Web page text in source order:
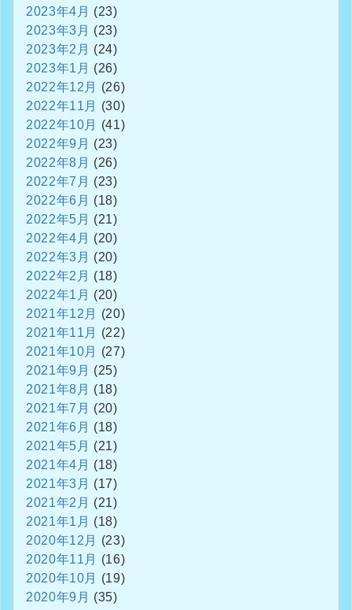
2023年4月 (23)
2023年3月 (23)
2023年2月 (24)
2023年1月 (26)
2022年12月
(26)
2022年11月
(30)
2022年10月
(41)
2022年9月 (23)
2022年8月 (26)
2022年7月 (23)
2022年6月 (18)
2022年5月 (21)
2022年4月 (20)
2022年3月 (20)
2022年2月 (18)
2022年1月 (20)
2021年12月
(20)
2021年11月
(22)
2021年10月
(27)
2021年9月 (25)
2021年8月 (18)
2021年7月 (20)
2021年6月 (18)
2021年5月 (21)
2021年4月 (18)
2021年3月 (17)
2021年2月 (21)
2021年1月 (18)
2020年12月
(23)
2020年11月
(16)
2020年10月
(19)
2020年9月 (35)